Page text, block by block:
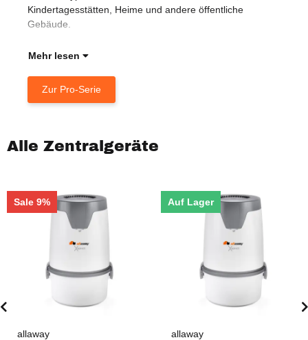
Kindertagesstätten, Heime und andere öffentliche
Gebäude.
Mehr lesen
Zur Pro-Serie
Alle Zentralgeräte
Sale 9%
allaway
Auf Lager
allaway